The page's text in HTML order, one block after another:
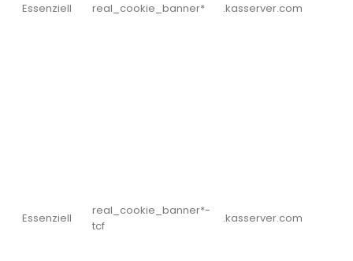
Essenziell real_cookie_banner* .kasserver.com
Essenziell
real_cookie_banner*-
tcf
.kasserver.com